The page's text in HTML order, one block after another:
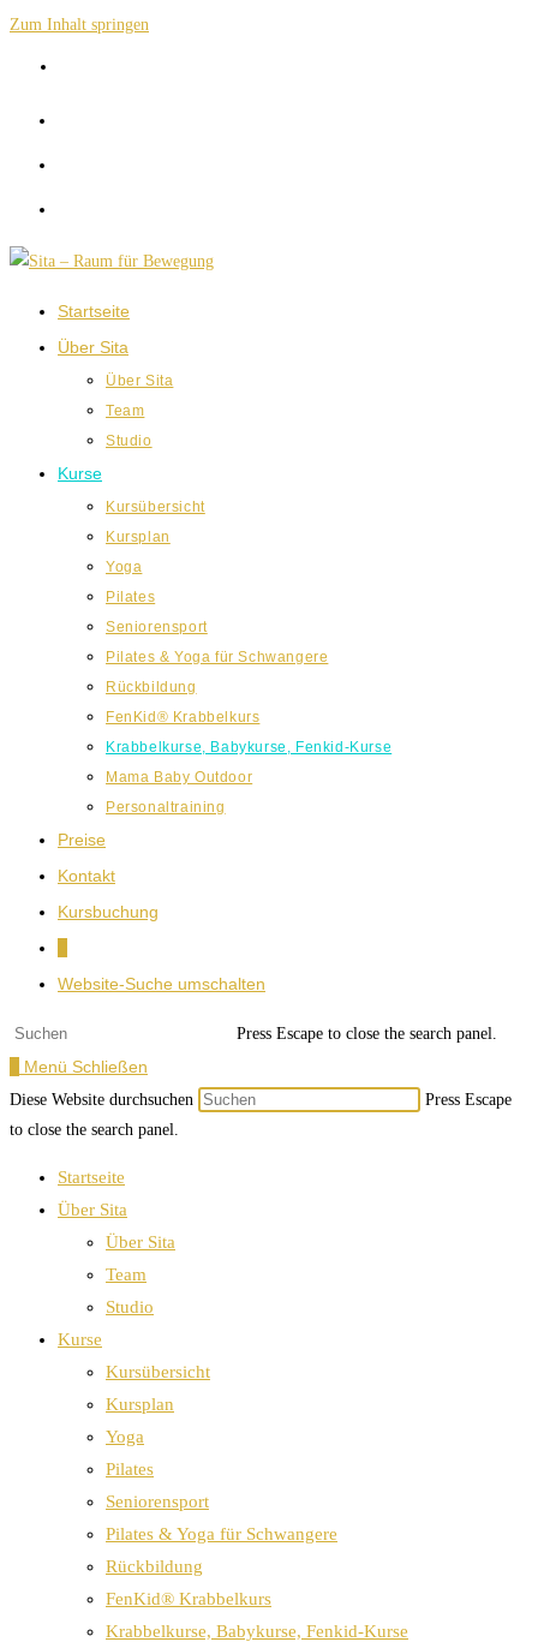
Zum Inhalt springen
Startseite
Über Sita
Über Sita
Team
Studio
Kurse
Kursübersicht
Kursplan
Yoga
Pilates
Seniorensport
Pilates & Yoga für Schwangere
Rückbildung
FenKid® Krabbelkurs
Krabbelkurse, Babykurse, Fenkid-Kurse
Mama Baby Outdoor
Personaltraining
Preise
Kontakt
Kursbuchung
Website-Suche umschalten
Press Escape to close the search panel.
Menü Schließen
Diese Website durchsuchen
Press Escape
to close the search panel.
Startseite
Über Sita
Über Sita
Team
Studio
Kurse
Kursübersicht
Kursplan
Yoga
Pilates
Seniorensport
Pilates & Yoga für Schwangere
Rückbildung
FenKid® Krabbelkurs
Krabbelkurse, Babykurse, Fenkid-Kurse